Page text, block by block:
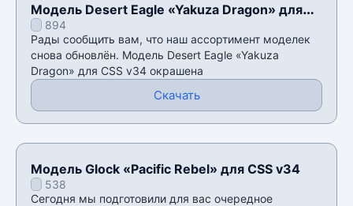
Модель Desert Eagle «Yakuza Dragon» для
CSS v34
894
Рады сообщить вам, что наш ассортимент моделек
снова обновлён. Модель Desert Eagle «Yakuza
Dragon» для CSS v34 окрашена
Скачать
Модель Glock «Pacific Rebel» для CSS v34
538
Сегодня мы подготовили для вас очередное